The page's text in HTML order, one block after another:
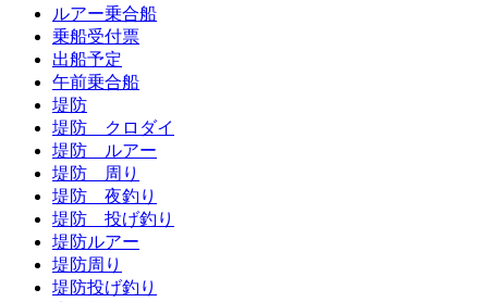
ルアー乗合船
乗船受付票
出船予定
午前乗合船
堤防
堤防 クロダイ
堤防 ルアー
堤防 周り
堤防 夜釣り
堤防 投げ釣り
堤防ルアー
堤防周り
堤防投げ釣り